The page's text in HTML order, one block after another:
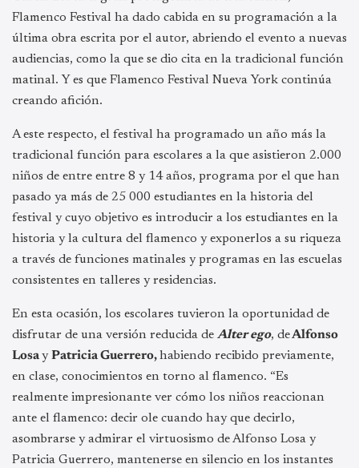
Flamenco Festival ha dado cabida en su programación a la
última obra escrita por el autor, abriendo el evento a nuevas
audiencias, como la que se dio cita en la tradicional función
matinal. Y es que Flamenco Festival Nueva York continúa
creando afición.
A este respecto, el festival ha programado un año más la
tradicional función para escolares a la que asistieron 2.000
niños de entre entre 8 y 14 años, programa por el que han
pasado ya más de 25 000 estudiantes en la historia del
festival y cuyo objetivo es introducir a los estudiantes en la
historia y la cultura del flamenco y exponerlos a su riqueza
a través de funciones matinales y programas en las escuelas
consistentes en talleres y residencias.
En esta ocasión, los escolares tuvieron la oportunidad de
disfrutar de una versión reducida de Alter ego, deAlfonso
LosayPatricia Guerrero,habiendo recibido previamente,
en clase, conocimientos en torno al flamenco. “Es
realmente impresionante ver cómo los niños reaccionan
ante el flamenco: decir ole cuando hay que decirlo,
asombrarse y admirar el virtuosismo de Alfonso Losa y
Patricia Guerrero, mantenerse en silencio en los instantes